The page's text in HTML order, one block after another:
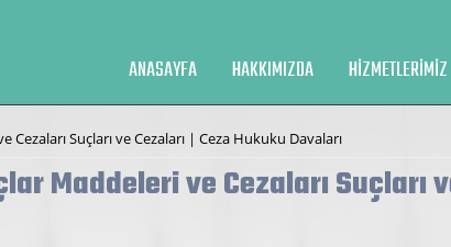
ANASAYFA HAKKIMIZDA HIZMETLERIMIZ
Suçları ve Cezaları | Ceza Hukuku Davaları
Maddeleri ve Cezaları Suçları